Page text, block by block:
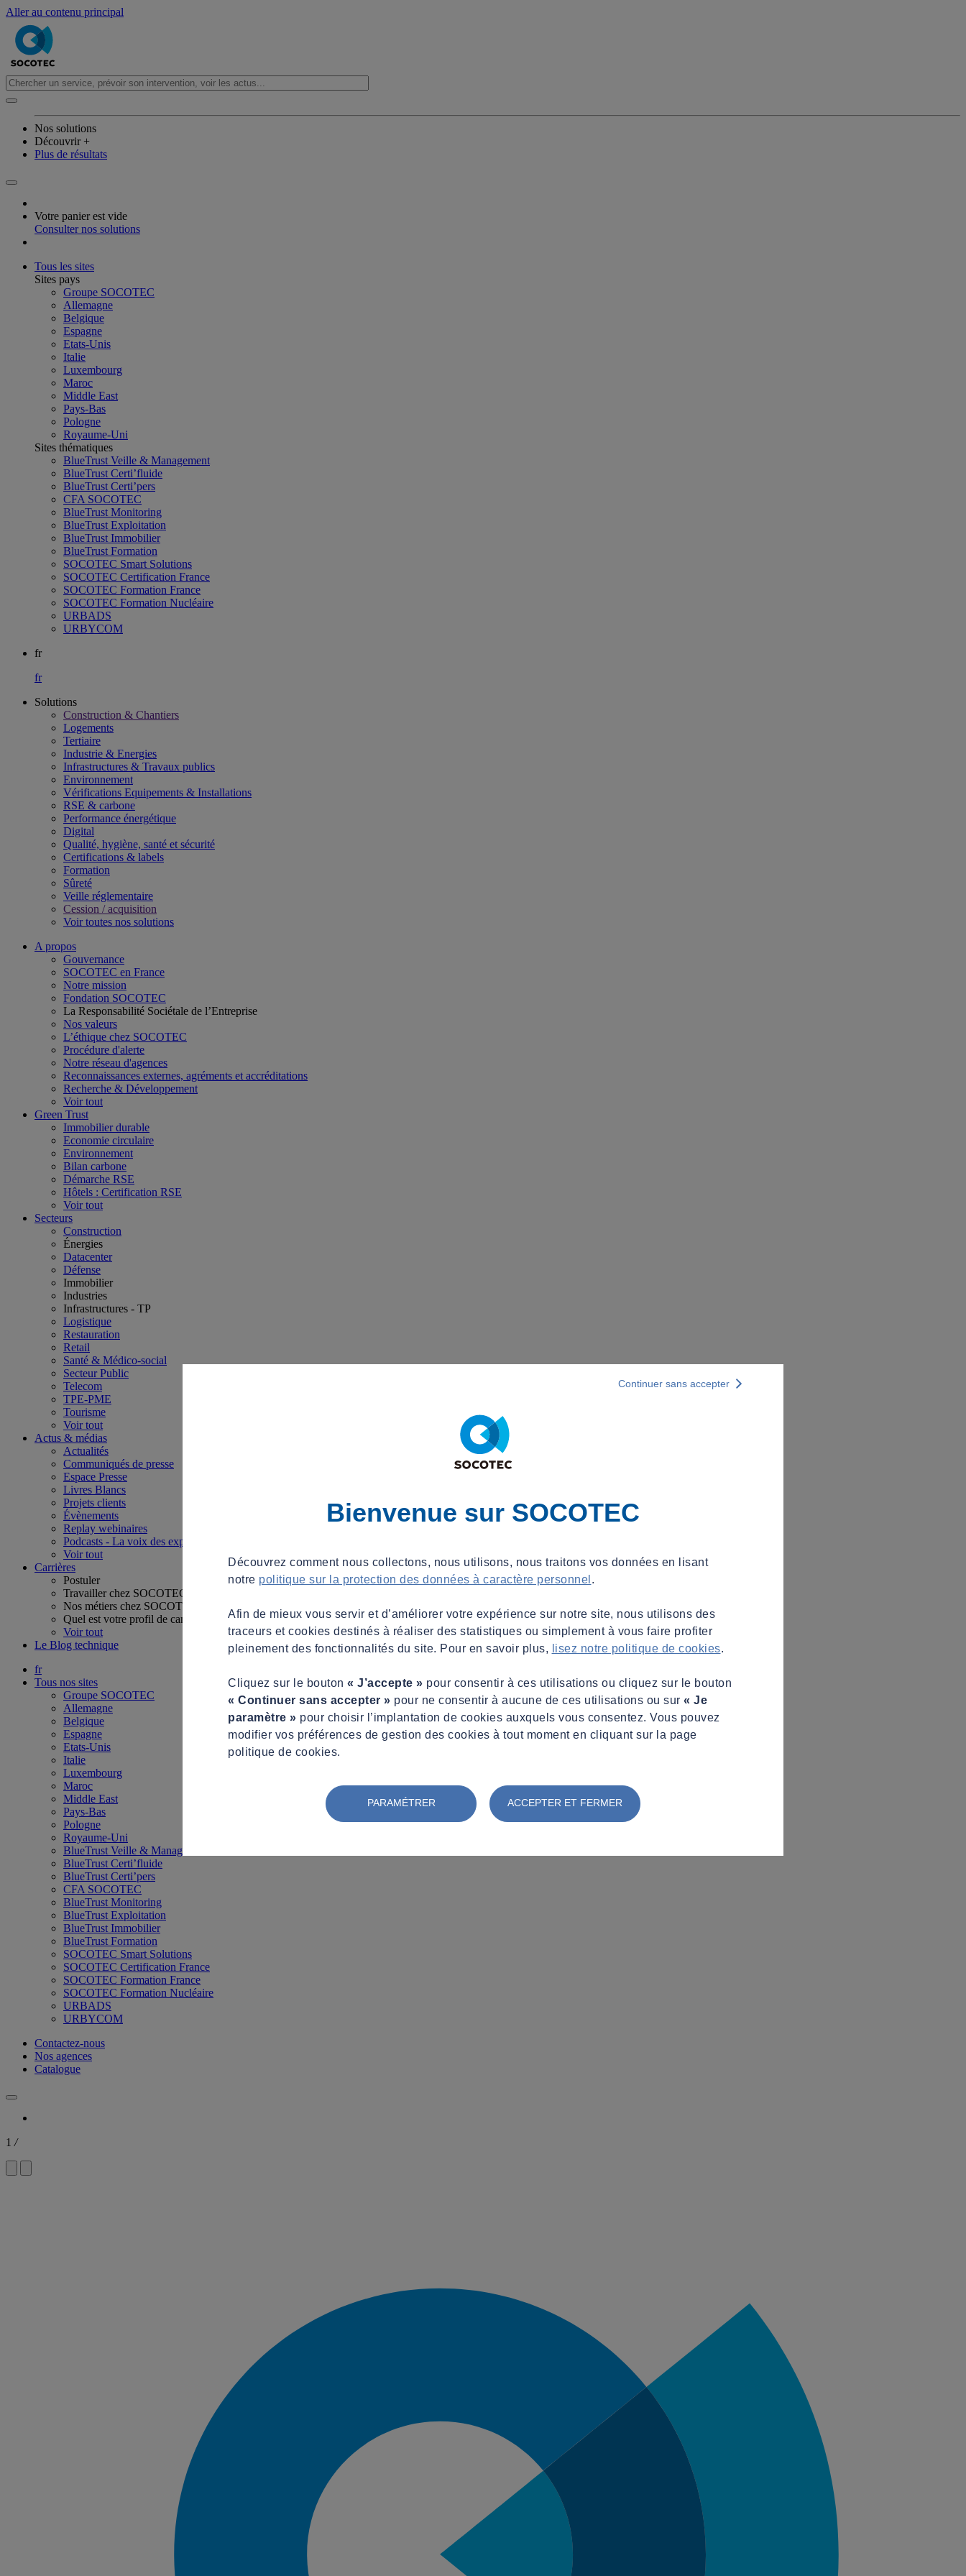
Aller au contenu principal
Nos solutions
Découvrir +
Plus de résultats
Votre panier est vide
Consulter nos solutions
Tous les sites
Sites pays
Groupe SOCOTEC
Allemagne
Belgique
Espagne
Etats-Unis
Italie
Luxembourg
Maroc
Middle East
Pays-Bas
Pologne
Royaume-Uni
Sites thématiques
BlueTrust Veille & Management
BlueTrust Certi’fluide
BlueTrust Certi’pers
CFA SOCOTEC
BlueTrust Monitoring
BlueTrust Exploitation
BlueTrust Immobilier
BlueTrust Formation
SOCOTEC Smart Solutions
SOCOTEC Certification France
SOCOTEC Formation France
SOCOTEC Formation Nucléaire
URBADS
URBYCOM
fr
fr
Solutions
Construction & Chantiers
Logements
Tertiaire​
Industrie & Energies
Infrastructures & Travaux publics​
Environnement​
Vérifications Equipements & Installations​
RSE & carbone​
Performance énergétique​
Digital
Qualité, hygiène, santé et sécurité​
Certifications & labels​
Formation​
Sûreté​
Veille réglementaire
Cession / acquisition​
Voir toutes nos solutions
A propos
Gouvernance
SOCOTEC en France
Notre mission
Fondation SOCOTEC
La Responsabilité Sociétale de l’Entreprise
Nos valeurs
L’éthique chez SOCOTEC
Procédure d'alerte
Notre réseau d'agences
Reconnaissances externes, agréments et accréditations
Recherche & Développement
Voir tout
Green Trust
Immobilier durable
Economie circulaire
Environnement
Bilan carbone
Démarche RSE
Hôtels : Certification RSE
Voir tout
Secteurs
Construction
Énergies
Datacenter
Défense
Immobilier
Industries
Infrastructures - TP
Logistique
Restauration
Retail
Santé & Médico-social
Secteur Public
Telecom
TPE-PME
Tourisme
Voir tout
Actus & médias
Actualités
Communiqués de presse
Espace Presse
Livres Blancs
Projets clients
Évènements
Replay webinaires
Podcasts - La voix des experts
Voir tout
Carrières
Postuler
Travailler chez SOCOTEC
Nos métiers chez SOCOTEC
Quel est votre profil de candidat ?
Voir tout
Le Blog technique
fr
Tous nos sites
Groupe SOCOTEC
Allemagne
Belgique
Espagne
Etats-Unis
Italie
Luxembourg
Maroc
Middle East
Pays-Bas
Pologne
Royaume-Uni
BlueTrust Veille & Management
BlueTrust Certi’fluide
BlueTrust Certi’pers
CFA SOCOTEC
BlueTrust Monitoring
BlueTrust Exploitation
BlueTrust Immobilier
BlueTrust Formation
SOCOTEC Smart Solutions
SOCOTEC Certification France
SOCOTEC Formation France
SOCOTEC Formation Nucléaire
URBADS
URBYCOM
Contactez-nous
Nos agences
Catalogue
1 /
Bienvenue sur SOCOTEC
Découvrez comment nous collectons, nous utilisons, nous traitons vos données en lisant
notre politique sur la protection des données à caractère personnel .
Afin de mieux vous servir et d’améliorer votre expérience sur notre site, nous utilisons des
traceurs et cookies destinés à réaliser des statistiques ou simplement à vous faire profiter
pleinement des fonctionnalités du site. Pour en savoir plus,
lisez notre politique de cookies.
Cliquez sur le bouton « J’accepte » pour consentir à ces utilisations ou cliquez sur le bouton
« Continuer sans accepter » pour ne consentir à aucune de ces utilisations ou sur « Je
paramètre » pour choisir l’implantation de cookies auxquels vous consentez. Vous pouvez
modifier vos préférences de gestion des cookies à tout moment en cliquant sur la page
politique de cookies.
PARAMÉTRER ACCEPTER ET FERMER
Continuer sans accepter